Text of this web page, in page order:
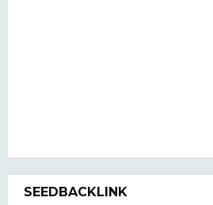
SEEDBACKLINK